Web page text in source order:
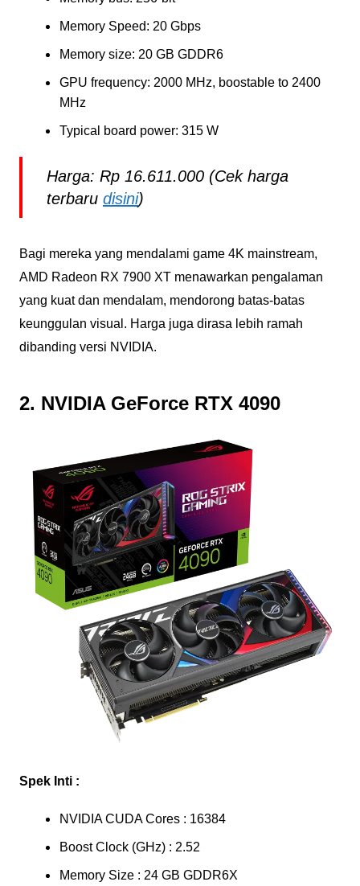
Memory Speed: 20 Gbps
Memory size: 20 GB GDDR6
GPU frequency: 2000 MHz, boostable to 2400
MHz
Typical board power: 315 W
Harga: Rp 16.611.000 (Cek harga
terbaru disini)
Bagi mereka yang mendalami game 4K mainstream,
AMD Radeon RX 7900 XT menawarkan pengalaman
yang kuat dan mendalam, mendorong batas-batas
keunggulan visual. Harga juga dirasa lebih ramah
dibanding versi NVIDIA.
2. NVIDIA GeForce RTX 4090
Spek Inti :
NVIDIA CUDA Cores : 16384
Boost Clock (GHz) : 2.52
Memory Size : 24 GB GDDR6X